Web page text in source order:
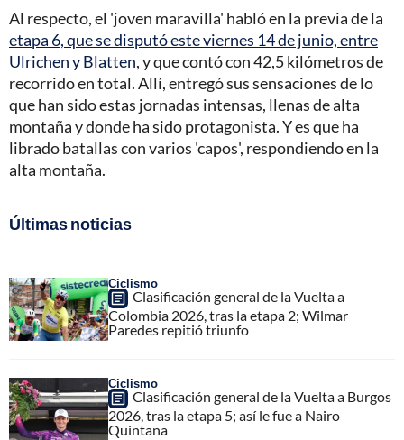
Al respecto, el 'joven maravilla' habló en la previa de la
etapa 6, que se disputó este viernes 14 de junio, entre
Ulrichen y Blatten, y que contó con 42,5 kilómetros de
recorrido en total. Allí, entregó sus sensaciones de lo
que han sido estas jornadas intensas, llenas de alta
montaña y donde ha sido protagonista. Y es que ha
librado batallas con varios 'capos', respondiendo en la
alta montaña.
Últimas noticias
Ciclismo
Clasificación general de la Vuelta a
Colombia 2026, tras la etapa 2; Wilmar
Paredes repitió triunfo
Ciclismo
Clasificación general de la Vuelta a Burgos
2026, tras la etapa 5; así le fue a Nairo
Quintana